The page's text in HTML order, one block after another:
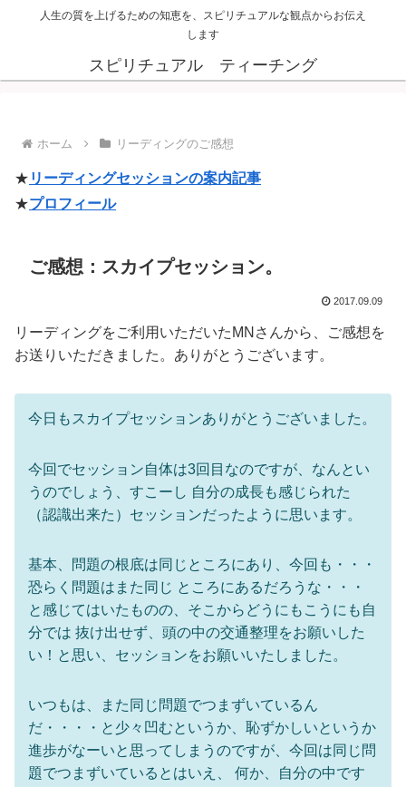
人生の質を上げるための知恵を、スピリチュアルな観点からお伝え
します
スピリチュアル ティーチング
ホーム リーディングのご感想
★ リーディングセッションの案内記事
★プロフィール
ご感想：スカイプセッション。
2017.09.09
リーディングをご利用いただいたMNさんから、ご感想を
お送りいただきました。ありがとうございます。
今日もスカイプセッションありがとうございました。
今回でセッション自体は3回目なのですが、なんとい
うのでしょう、すこーし 自分の成長も感じられた
（認識出来た）セッションだったように思います。
基本、問題の根底は同じところにあり、今回も・・・
恐らく問題はまた同じ ところにあるだろうな・・・
と感じてはいたものの、そこからどうにもこうにも自
分では 抜け出せず、頭の中の交通整理をお願いした
い！と思い、セッションをお願いいたしました。
いつもは、また同じ問題でつまずいているん
だ・・・・と少々凹むというか、恥ずかしいというか
進歩がなーいと思ってしまうのですが、今回は同じ問
題でつまずいているとはいえ、 何か、自分の中です